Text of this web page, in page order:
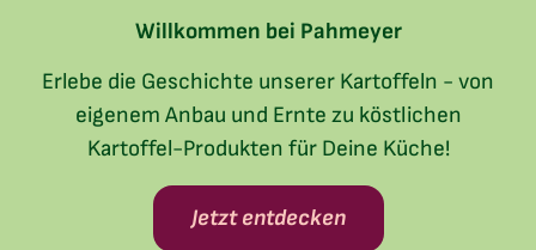
Willkommen bei Pahmeyer
Erlebe die Geschichte unserer Kartoffeln - von
eigenem Anbau und Ernte zu köstlichen
Kartoffel-Produkten für Deine Küche!
Jetzt entdecken